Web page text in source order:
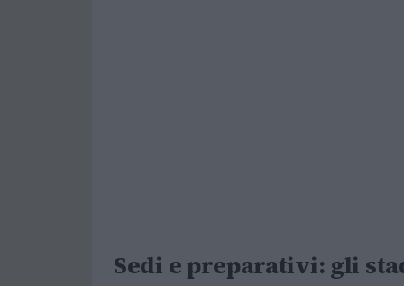
Sedi e preparativi: gli